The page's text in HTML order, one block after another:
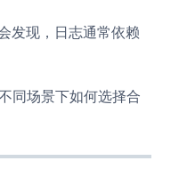
发现，日志通常依赖
同场景下如何选择合